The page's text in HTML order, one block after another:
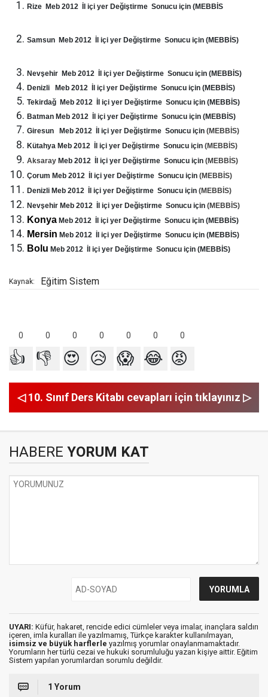
Rize Meb 2012 İl içi yer Değiştirme Sonucu için (MEBBİS
Samsun Meb 2012 İl içi yer Değiştirme Sonucu için (MEBBİS)
Nevşehir Meb 2012 İl içi yer Değiştirme Sonucu için (MEBBİS)
Denizli Meb 2012 İl içi yer Değiştirme Sonucu için (MEBBİS)
Tekirdağ Meb 2012 İl içi yer Değiştirme Sonucu için (MEBBİS)
Batman Meb 2012 İl içi yer Değiştirme Sonucu için (MEBBİS)
Giresun Meb 2012 İl içi yer Değiştirme Sonucu için (MEBBİS)
Kütahya Meb 2012 İl içi yer Değiştirme Sonucu için (MEBBİS)
Aksaray Meb 2012 İl içi yer Değiştirme Sonucu için (MEBBİS)
Çorum Meb 2012 İl içi yer Değiştirme Sonucu için (MEBBİS)
Denizli Meb 2012 İl içi yer Değiştirme Sonucu için (MEBBİS)
Nevşehir Meb 2012 İl içi yer Değiştirme Sonucu için (MEBBİS)
Konya Meb 2012 İl içi yer Değiştirme Sonucu için (MEBBİS)
Mersin Meb 2012 İl içi yer Değiştirme Sonucu için (MEBBİS)
Bolu Meb 2012 İl içi yer Değiştirme Sonucu için (MEBBİS)
Kaynak: Eğitim Sistem
0 0 0 0 0 0 0
👍 👎 😍 😥 😱 😂 😡
◁ 10. Sınıf Ders Kitabı cevapları için tıklayınız ▷
HABERE YORUM KAT
UYARI: Küfür, hakaret, rencide edici cümleler veya imalar, inançlara saldırı
içeren, imla kuralları ile yazılmamış, Türkçe karakter kullanılmayan,
isimsiz ve büyük harflerle yazılmış yorumlar onaylanmamaktadır.
Yorumların her türlü cezai ve hukuki sorumluluğu yazan kişiye aittir. Eğitim
Sistem yapılan yorumlardan sorumlu değildir.
1 Yorum